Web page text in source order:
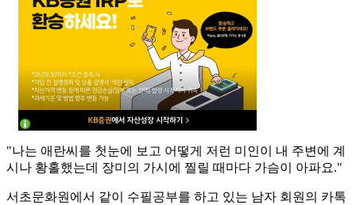
"나는 애란씨를 첫눈에 보고 어떻게 저런 미인이 내 주변에 계
시나 황홀했는데 장미의 가시에 찔릴 때마다 가슴이 아파요."
서초문화원에서 같이 수필공부를 하고 있는 남자 회원의 카톡